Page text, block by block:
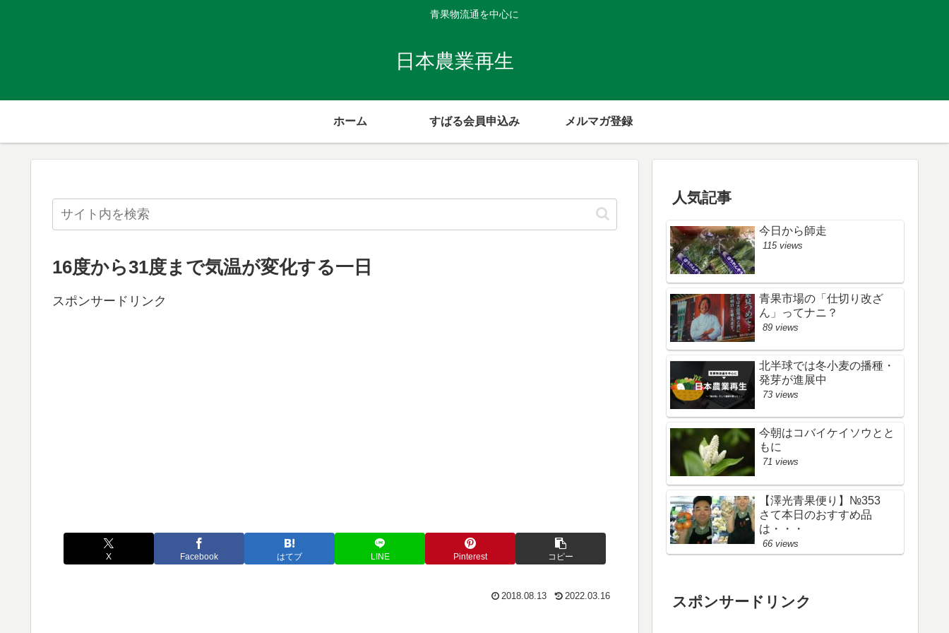
青果物流通を中心に
日本農業再生
ホーム すばる会員申込み メルマガ登録
16度から31度まで気温が変化する一日
スポンサードリンク
X Facebook はてブ LINE Pinterest コピー
2018.08.13 2022.03.16
人気記事
今日から師走
115 views
青果市場の「仕切り改ざ
ん」ってナニ？
89 views
北半球では冬小麦の播種・
発芽が進展中
73 views
今朝はコバイケイソウとと
もに
71 views
【澤光青果便り】№353
さて本日のおすすめ品
は・・・
66 views
スポンサードリンク